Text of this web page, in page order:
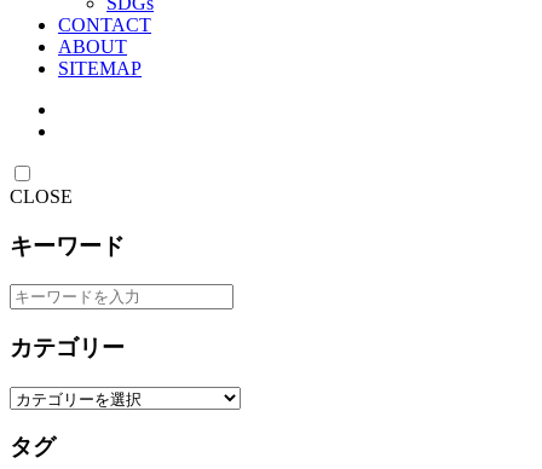
CONTACT
ABOUT
SITEMAP
CLOSE
キーワード
カテゴリー
タグ